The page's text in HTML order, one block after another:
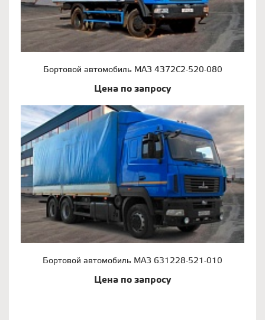
Бортовой автомобиль МАЗ 4372С2-520-080
Цена по запросу
Бортовой автомобиль МАЗ 631228-521-010
Цена по запросу